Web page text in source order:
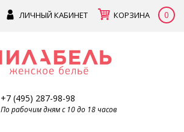
ЛИЧНЫЙ КАБИНЕТ КОРЗИНА 0
+7 (495) 287-98-98
По рабочим дням с 10 до 18 часов